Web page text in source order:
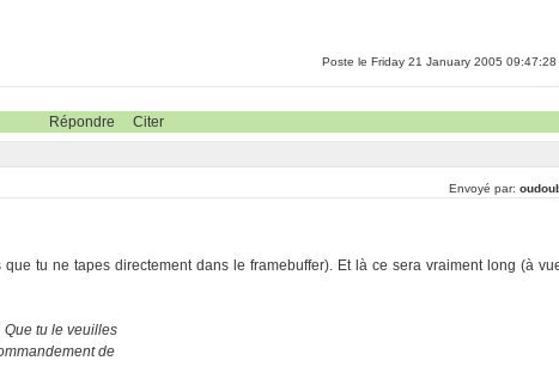
Poste le Friday 21 January 2005 09:47:28
Répondre Citer
Envoyé par:
tu ne tapes directement dans le framebuffer). Et là ce sera vraiment long (à
Que tu le veuilles
de